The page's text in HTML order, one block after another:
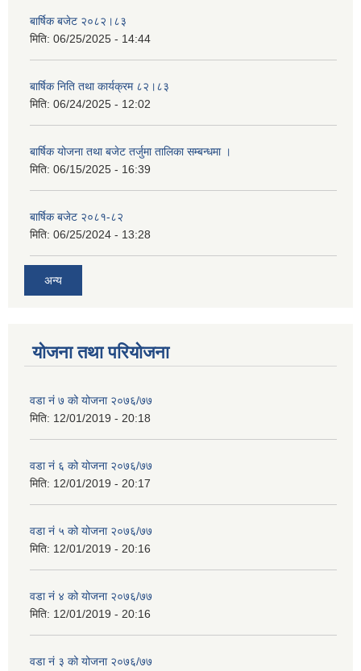
बार्षिक बजेट २०८२।८३
मिति: 06/25/2025 - 14:44
बार्षिक निति तथा कार्यक्रम ८२।८३
मिति: 06/24/2025 - 12:02
बार्षिक योजना तथा बजेट तर्जुमा तालिका सम्बन्धमा ।
मिति: 06/15/2025 - 16:39
बार्षिक बजेट २०८१-८२
मिति: 06/25/2024 - 13:28
अन्य
योजना तथा परियोजना
वडा नं ७ को योजना २०७६/७७
मिति: 12/01/2019 - 20:18
वडा नं ६ को योजना २०७६/७७
मिति: 12/01/2019 - 20:17
वडा नं ५ को योजना २०७६/७७
मिति: 12/01/2019 - 20:16
वडा नं ४ को योजना २०७६/७७
मिति: 12/01/2019 - 20:16
वडा नं ३ को योजना २०७६/७७